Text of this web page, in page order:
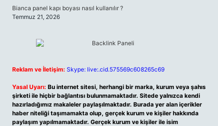
Bianca panel kapı boyası nasıl kullanılır ?
Temmuz 21, 2026
Reklam ve İletişim: Skype: live:.cid.575569c608265c69
Yasal Uyarı: Bu internet sitesi, herhangi bir marka, kurum veya şahıs
şirketi ile hiçbir bağlantısı bulunmamaktadır. Sitede yalnızca kendi
hazırladığımız makaleler paylaşılmaktadır. Burada yer alan içerikler
haber niteliği taşımamakta olup, gerçek kurum ve kişiler hakkında
paylaşım yapılmamaktadır. Gerçek kurum ve kişiler ile isim